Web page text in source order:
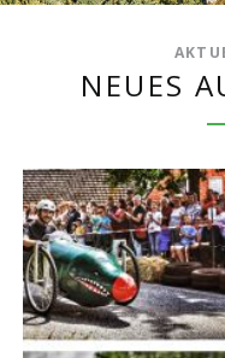
NEUES